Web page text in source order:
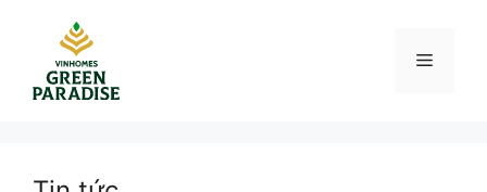
dung
Menu